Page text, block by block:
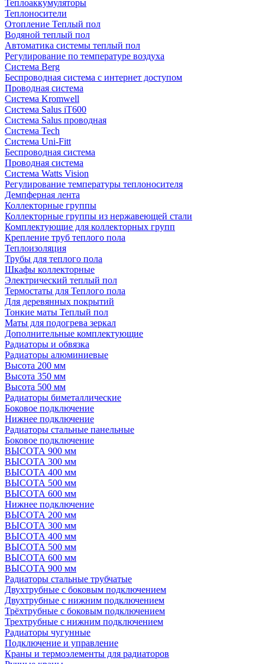
Теплоаккумуляторы
Теплоносители
Отопление Теплый пол
Водяной теплый пол
Автоматика системы теплый пол
Регулирование по температуре воздуха
Система Berg
Беспроводная система с интернет доступом
Проводная система
Система Kromwell
Система Salus iT600
Система Salus проводная
Система Tech
Система Uni-Fitt
Беспроводная система
Проводная система
Система Watts Vision
Регулирование температуры теплоносителя
Демпферная лента
Коллекторные группы
Коллекторные группы из нержавеющей стали
Комплектующие для коллекторных групп
Крепление труб теплого пола
Теплоизоляция
Трубы для теплого пола
Шкафы коллекторные
Электрический теплый пол
Термостаты для Теплого пола
Для деревянных покрытий
Тонкие маты Теплый пол
Маты для подогрева зеркал
Дополнительные комплектующие
Радиаторы и обвязка
Радиаторы алюминиевые
Высота 200 мм
Высота 350 мм
Высота 500 мм
Радиаторы биметаллические
Боковое подключение
Нижнее подключение
Радиаторы стальные панельные
Боковое подключение
ВЫСОТА 900 мм
ВЫСОТА 300 мм
ВЫСОТА 400 мм
ВЫСОТА 500 мм
ВЫСОТА 600 мм
Нижнее подключение
ВЫСОТА 200 мм
ВЫСОТА 300 мм
ВЫСОТА 400 мм
ВЫСОТА 500 мм
ВЫСОТА 600 мм
ВЫСОТА 900 мм
Радиаторы стальные трубчатые
Двухтрубные с боковым подключением
Двухтрубные с нижним подключением
Трёхтрубные с боковым подключением
Трехтрубные с нижним подключением
Радиаторы чугунные
Подключение и управление
Краны и термоэлементы для радиаторов